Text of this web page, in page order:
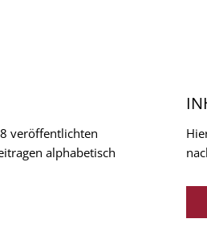
veröffentlichten
alphabetisch